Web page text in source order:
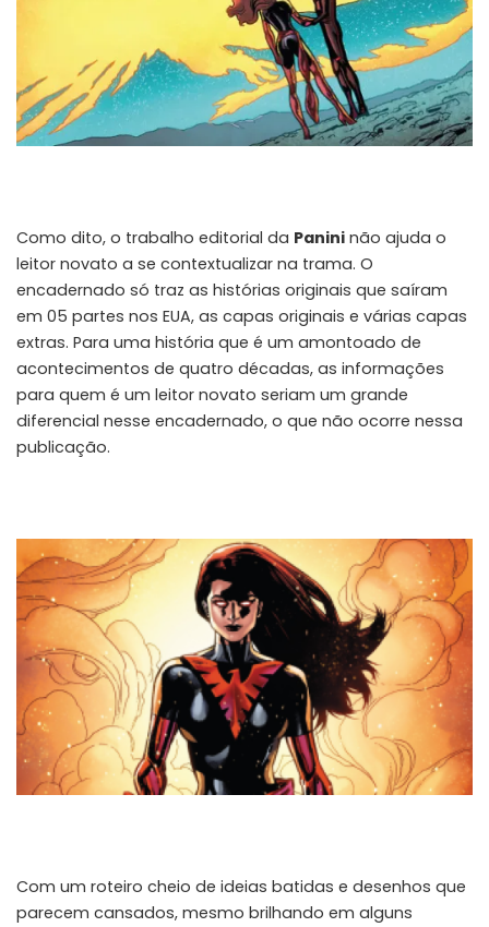
Como dito, o trabalho editorial da Panini não ajuda o
leitor novato a se contextualizar na trama. O
encadernado só traz as histórias originais que saíram
em 05 partes nos EUA, as capas originais e várias capas
extras. Para uma história que é um amontoado de
acontecimentos de quatro décadas, as informações
para quem é um leitor novato seriam um grande
diferencial nesse encadernado, o que não ocorre nessa
publicação.
Com um roteiro cheio de ideias batidas e desenhos que
parecem cansados, mesmo brilhando em alguns